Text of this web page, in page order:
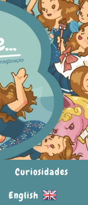
Curiosidades
English